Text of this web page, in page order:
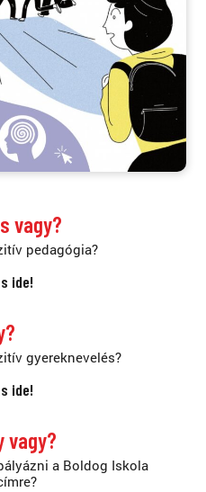
vagy?
pedagógia?
ide!
gyereknevelés?
ide!
vagy?
a Boldog Iskola